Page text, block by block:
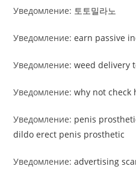
Уведомление: 토토밀라노
Уведомление:earn passive
Уведомление:weed delivery
Уведомление:why not check
Уведомление: penis
dildo erect penis prosthetic
Уведомление:advertising